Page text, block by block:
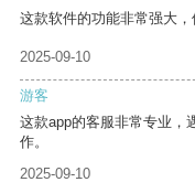
这款软件的功能非常强大，
2025-09-10
游客
这款app的客服非常专业，
作。
2025-09-10